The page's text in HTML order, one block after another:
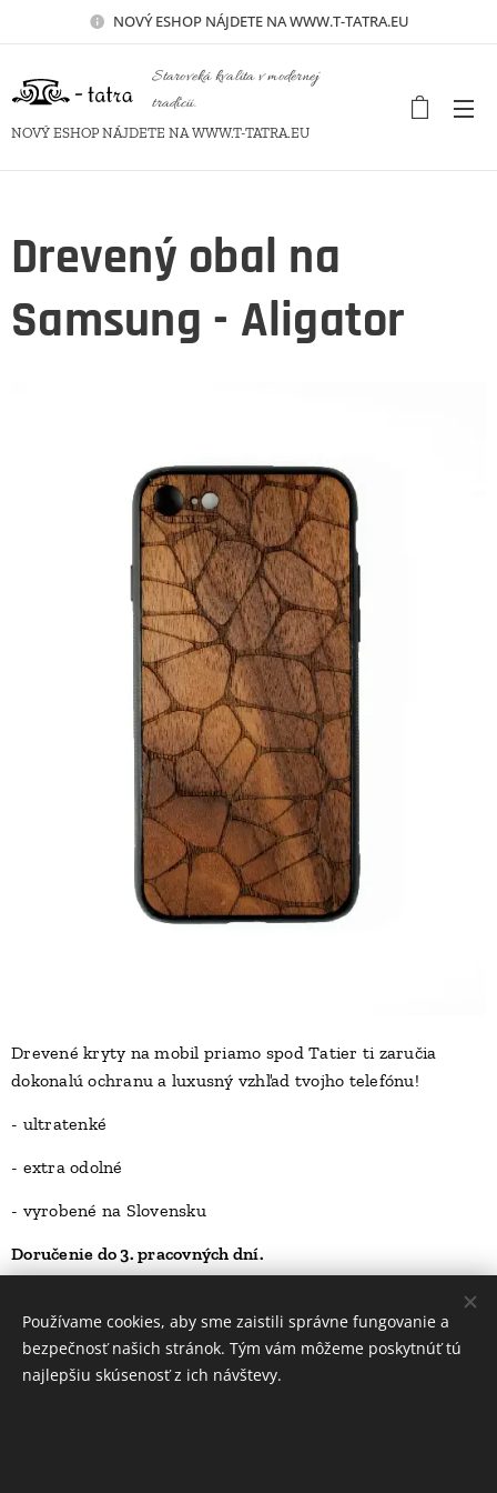
NOVÝESHOP NÁJDETE NA WWW.T-TATRA.EU
Staroveká kvalita v modernej
tradícii.
NOVÝ ESHOP NÁJDETE NA WWW.T-TATRA.EU
Drevený obal na
Samsung - Aligator
Drevené kryty na mobil priamo spod Tatier ti zaručia
dokonalú ochranu a luxusný vzhľad tvojho telefónu!
- ultratenké
- extra odolné
- vyrobené na Slovensku
Doručenie do 3. pracovných dní.
23,00Kč
Používame cookies, aby sme zaistili správne fungovanie a
bezpečnosť našich stránok. Tým vám môžeme poskytnúť tú
najlepšiu skúsenosť z ich návštevy.